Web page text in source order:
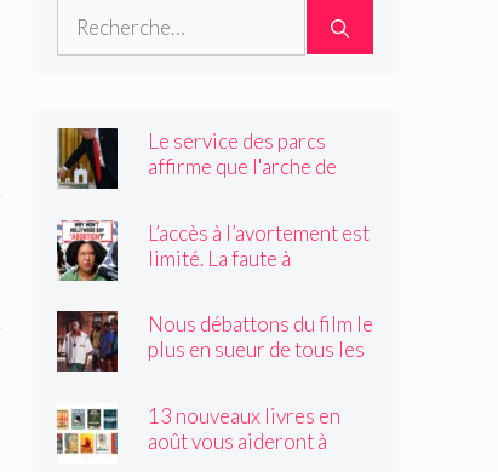
Rechercher :
Le service des parcs
affirme que l'arche de
Pourrait-il être déplacé ?
L’accès à l’avortement est
limité. La faute à
Nous débattons du film le
plus en sueur de tous les
13 nouveaux livres en
août vous aideront à